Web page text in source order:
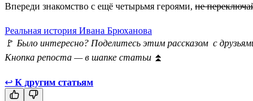
Впереди знакомство с ещё четырьмя героями, не
Реальная история Ивана Брюханова
🚩 Было интересно? Поделитесь этим рассказом с
Кнопка репоста — в шапке статьи ⏫
↩ К другим статьям